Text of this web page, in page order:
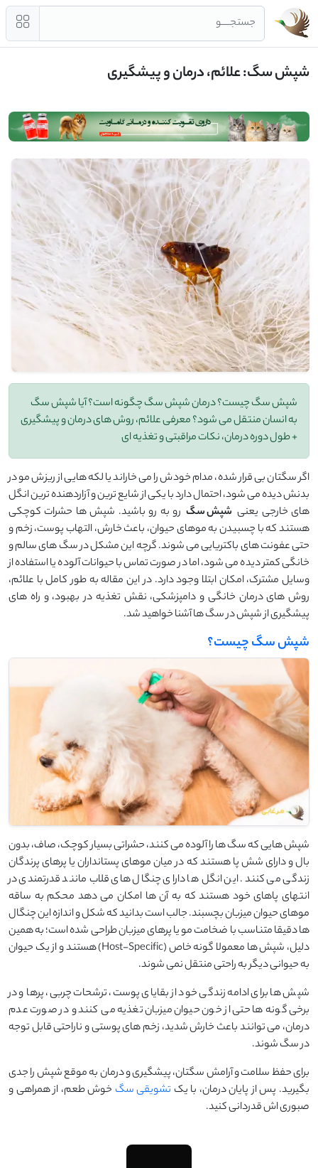
جستجــــو
شپش سگ: علائم، درمان و پیشگیری
شپش سگ چیست؟ درمان شپش سگ چگونه است؟ آیا شپش سگ
به انسان منتقل می شود؟ معرفی علائم، روش های درمان و پیشگیری
+ طول دوره درمان، نکات مراقبتی و تغذیه ای
اگر سگتان بی ‌قرار شده، مدام خودش را می ‌خاراند یا لکه ‌هایی از ریزش مو در
بدنش دیده می ‌شود، احتمال دارد با یکی از شایع ‌ترین و آزاردهنده‌ ترین انگل
‌های خارجی یعنی شپش سگ رو به ‌رو باشید. شپش‌ ها حشرات کوچکی
هستند که با چسبیدن به موهای حیوان، باعث خارش، التهاب پوست، زخم و
حتی عفونت ‌های باکتریایی می‌ شوند. گرچه این مشکل در سگ ‌های سالم و
خانگی کمتر دیده می ‌شود، اما در صورت تماس با حیوانات آلوده یا استفاده از
وسایل مشترک، امکان ابتلا وجود دارد. در این مقاله به‌ طور کامل با علائم،
روش ‌های درمان خانگی و دامپزشکی، نقش تغذیه در بهبود، و راه‌ های
پیشگیری از شپش در سگ‌ ها آشنا خواهید شد.
شپش سگ چیست؟
شپش‌ هایی که سگ ‌ها را آلوده می ‌کنند، حشراتی بسیار کوچک، صاف، بدون
بال و دارای شش پا هستند که در میان موهای پستانداران یا پرهای پرندگان
زندگی می ‌کنند. این انگل‌ ها دارای چنگال ‌های قلاب‌ مانند قدرتمندی در
انتهای پاهای خود هستند که به آن ‌ها امکان می ‌دهد محکم به ساقه
موهای حیوان میزبان بچسبند. جالب است بدانید که شکل و اندازه این چنگال‌
ها دقیقا متناسب با ضخامت مو یا پرهای میزبان طراحی شده است؛ به همین
دلیل، شپش ‌ها معمولا گونه‌ خاص (Host-Specific) هستند و از یک حیوان
به حیوانی دیگر به ‌راحتی منتقل نمی‌ شوند.
شپش ‌ها برای ادامه زندگی خود از بقایای پوست، ترشحات چربی، پرها و در
برخی گونه ‌ها حتی از خون حیوان میزبان تغذیه می ‌کنند و در صورت عدم
درمان، می ‌توانند باعث خارش شدید، زخم‌ های پوستی و ناراحتی قابل توجه
در سگ شوند.
برای حفظ سلامت و آرامش سگتان، پیشگیری و درمان به ‌موقع شپش را جدی
بگیرید. پس از پایان درمان، با یک تشویقی سگ خوش‌ طعم، از همراهی و
صبوری ‌اش قدردانی کنید.